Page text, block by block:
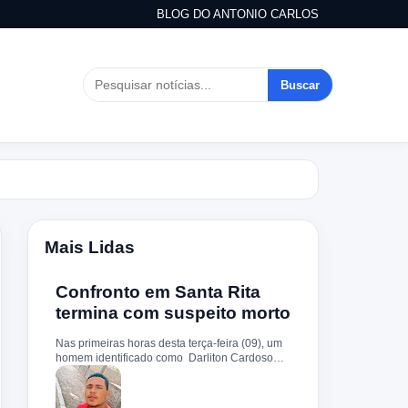
BLOG DO ANTONIO CARLOS
Buscar
Mais Lidas
Confronto em Santa Rita
termina com suspeito morto
Nas primeiras horas desta terça-feira (09), um
homem identificado como Darliton Cardoso
Pereira morreu após confronto com a Polícia
Militar no povoado Timbotiba, zona rural de
Santa Rita. De acordo com a PM, os policiais